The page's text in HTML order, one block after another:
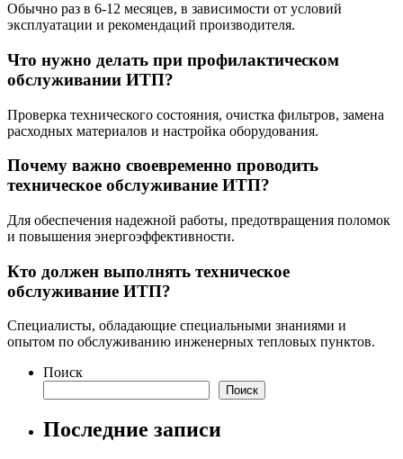
Обычно раз в 6-12 месяцев, в зависимости от условий
эксплуатации и рекомендаций производителя.
Что нужно делать при профилактическом
обслуживании ИТП?
Проверка технического состояния, очистка фильтров, замена
расходных материалов и настройка оборудования.
Почему важно своевременно проводить
техническое обслуживание ИТП?
Для обеспечения надежной работы, предотвращения поломок
и повышения энергоэффективности.
Кто должен выполнять техническое
обслуживание ИТП?
Специалисты, обладающие специальными знаниями и
опытом по обслуживанию инженерных тепловых пунктов.
Поиск
Поиск
Последние записи